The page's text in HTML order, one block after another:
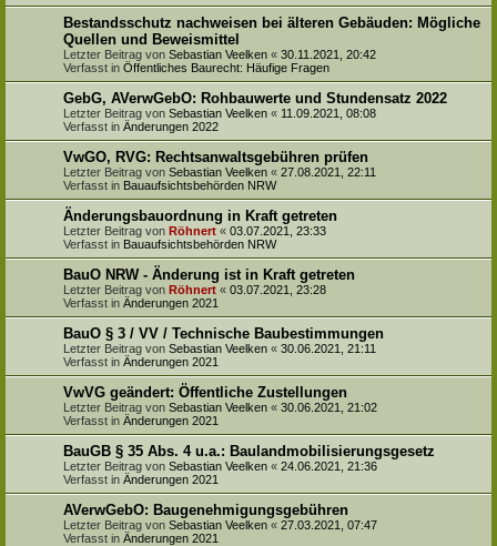
Bestandsschutz nachweisen bei älteren Gebäuden: Mögliche
Quellen und Beweismittel
Letzter Beitrag von Sebastian Veelken « 30.11.2021, 20:42
Verfasst in Öffentliches Baurecht: Häufige Fragen
GebG, AVerwGebO: Rohbauwerte und Stundensatz 2022
Letzter Beitrag von Sebastian Veelken « 11.09.2021, 08:08
Verfasst in Änderungen 2022
VwGO, RVG: Rechtsanwaltsgebühren prüfen
Letzter Beitrag von Sebastian Veelken « 27.08.2021, 22:11
Verfasst in Bauaufsichtsbehörden NRW
Änderungsbauordnung in Kraft getreten
Letzter Beitrag von Röhnert « 03.07.2021, 23:33
Verfasst in Bauaufsichtsbehörden NRW
BauO NRW - Änderung ist in Kraft getreten
Letzter Beitrag von Röhnert « 03.07.2021, 23:28
Verfasst in Änderungen 2021
BauO § 3 / VV / Technische Baubestimmungen
Letzter Beitrag von Sebastian Veelken « 30.06.2021, 21:11
Verfasst in Änderungen 2021
VwVG geändert: Öffentliche Zustellungen
Letzter Beitrag von Sebastian Veelken « 30.06.2021, 21:02
Verfasst in Änderungen 2021
BauGB § 35 Abs. 4 u.a.: Baulandmobilisierungsgesetz
Letzter Beitrag von Sebastian Veelken « 24.06.2021, 21:36
Verfasst in Änderungen 2021
AVerwGebO: Baugenehmigungsgebühren
Letzter Beitrag von Sebastian Veelken « 27.03.2021, 07:47
Verfasst in Änderungen 2021